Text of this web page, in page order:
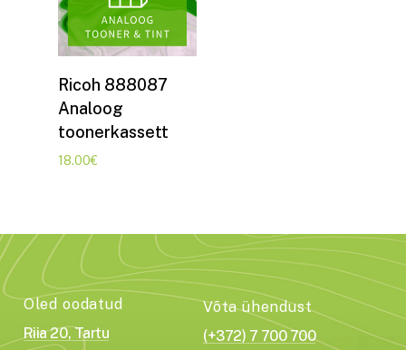
Lisa korvi
Ricoh 888087
Analoog
toonerkassett
18.00€
Oled oodatud
Riia 20, Tartu
Võta ühendust
(+372) 7 700 700